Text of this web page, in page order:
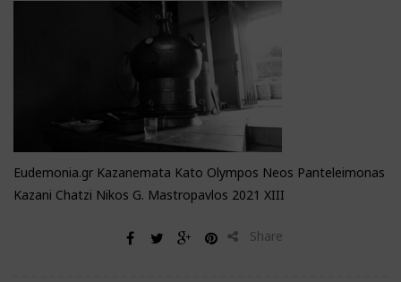
Eudemonia.gr Kazanemata Kato Olympos Neos Panteleimonas
Kazani Chatzi Nikos G. Mastropavlos 2021 XIII
Share